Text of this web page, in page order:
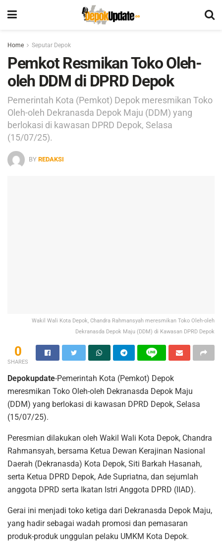
Home Seputar Depok
Pemkot Resmikan Toko Oleh-
oleh DDM di DPRD Depok
Pemerintah Kota (Pemkot) Depok meresmikan Toko
Oleh-oleh Dekranasda Depok Maju (DDM) yang
berlokasi di kawasan DPRD Depok, Selasa
(15/07/25).
BY REDAKSI
Wakil Wali Kota Depok, Chandra Rahmansyah meresmikan Toko Oleh-oleh
Dekranasda Depok Maju (DDM) di Kawasan DPRD Depok
0
SHARES
Depokupdate-Pemerintah Kota (Pemkot) Depok
meresmikan Toko Oleh-oleh Dekranasda Depok Maju
(DDM) yang berlokasi di kawasan DPRD Depok, Selasa
(15/07/25).
Peresmian dilakukan oleh Wakil Wali Kota Depok, Chandra
Rahmansyah, bersama Ketua Dewan Kerajinan Nasional
Daerah (Dekranasda) Kota Depok, Siti Barkah Hasanah,
serta Ketua DPRD Depok, Ade Supriatna, dan sejumlah
anggota DPRD serta Ikatan Istri Anggota DPRD (IIAD).
Gerai ini menjadi toko ketiga dari Dekranasda Depok Maju,
yang hadir sebagai wadah promosi dan pemasaran
produk-produk unggulan pelaku UMKM Kota Depok.